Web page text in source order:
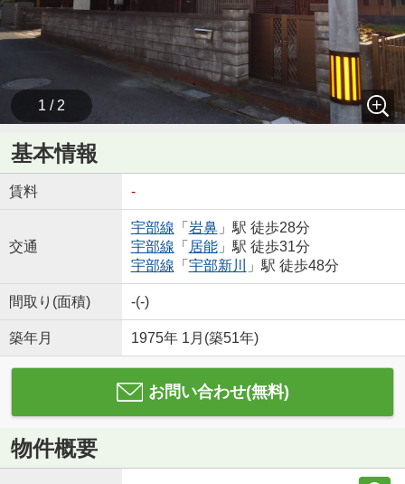
1 / 2
基本情報
賃料 -
交通
宇部線 「 岩鼻」駅 徒歩28分
宇部線 「 居能」駅 徒歩31分
宇部線 「 宇部新川 」駅 徒歩48分
間取り(面積) -(-)
築年月 1975年 1月(築51年)
お問い合わせ(無料)
物件概要